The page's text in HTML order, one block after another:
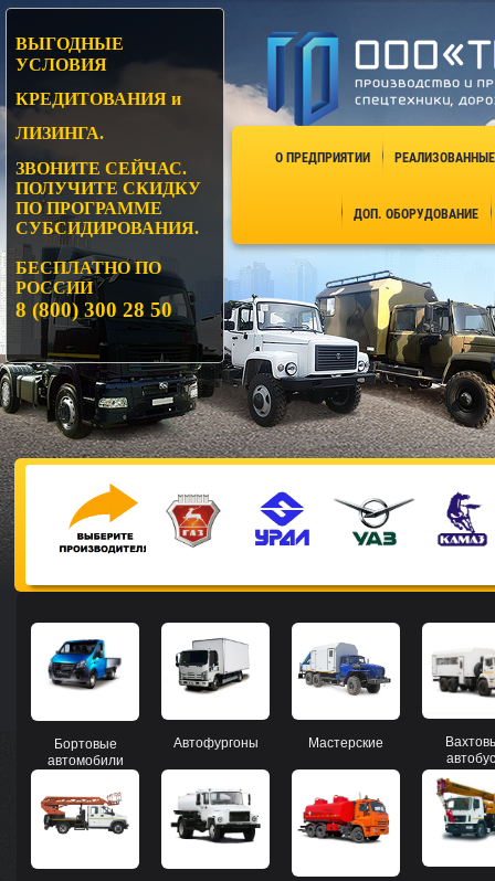
ВЫГОДНЫЕ
УСЛОВИЯ
КРЕДИТОВАНИЯ и
ЛИЗИНГА.
ЗВОНИТЕ СЕЙЧАС.
ПОЛУЧИТЕ СКИДКУ
ПО ПРОГРАММЕ
СУБСИДИРОВАНИЯ.
БЕСПЛАТНО ПО
РОССИИ
8 (800) 300 28 50
О ПРЕДПРИЯТИИ
ДОП. ОБОРУДОВАНИЕ
Бортовые
автомобили
Автофургоны Мастерские